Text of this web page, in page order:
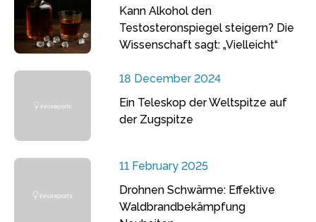
Kann Alkohol den
Testosteronspiegel steigern? Die
Wissenschaft sagt: „Vielleicht“
18 December 2024
Ein Teleskop der Weltspitze auf
der Zugspitze
11 February 2025
Drohnen Schwärme: Effektive
Waldbrandbekämpfung